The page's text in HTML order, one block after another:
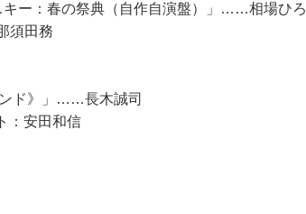
ー：春の祭典（自作自演盤）」……相場ひろ
須田務
ド》」……長木誠司
安田和信